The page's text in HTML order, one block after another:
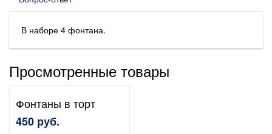
В наборе 4 фонтана.
Просмотренные товары
Фонтаны в торт
450 руб.